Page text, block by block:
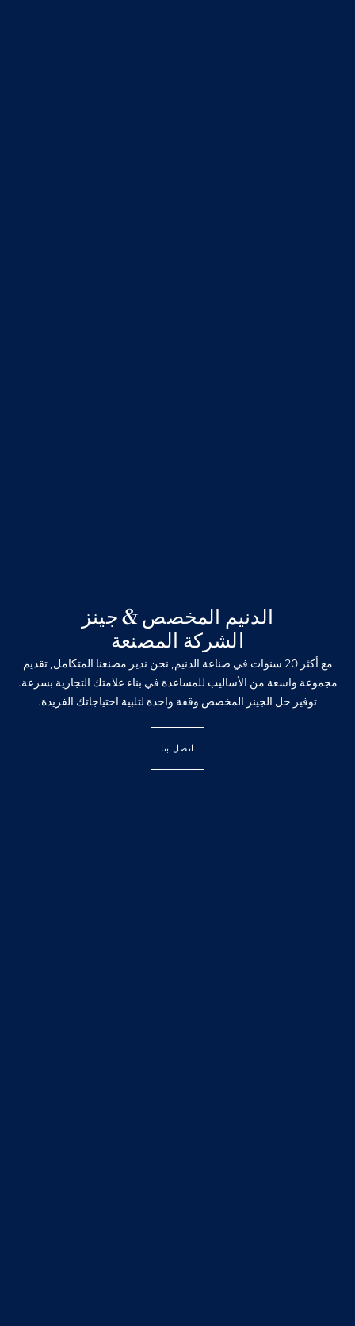
الدنيم المخصص & جينز
الشركة المصنعة
مع أكثر 20 سنوات في صناعة الدنيم, نحن ندير مصنعنا المتكامل, تقديم
مجموعة واسعة من الأساليب للمساعدة في بناء علامتك التجارية بسرعة.
توفير حل الجينز المخصص وقفة واحدة لتلبية احتياجاتك الفريدة.
اتصل بنا